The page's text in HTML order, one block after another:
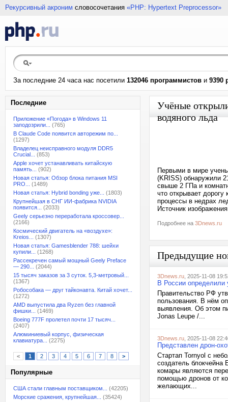
Рекурсивный акроним словосочетания «PHP: Hypertext Preprocessor»
За последние 24 часа нас посетили 132046 программистов и 9390
Последние
Приложение «Погода» в Windows 11
заподозрили...
(765)
В Claude Code появится авторежим по...
(1297)
Владелец неисправного модуля DDR5
Crucial...
(853)
Apple хочет устанавливать китайскую
память...
(902)
Новая статья: Обзор блока питания MSI
PRO...
(1489)
Новая статья: Hybrid bonding уже...
(1803)
Крупнейшая в СНГ ИИ-фабрика NVIDIA
появится...
(2033)
Geely серьезно переработала кроссовер...
(2166)
Космический двигатель на «воздухе»:
Kreios...
(1307)
Новая статья: Gamesblender 788: шейхи
купили...
(1268)
Рассекречен самый мощный Geely Preface
— 290...
(2044)
15 тысяч заказов за 3 суток. 5,3-метровый...
(1367)
Робособака — друг тайконавта. Китай хочет...
(1272)
AMD выпустила два Ryzen без главной
фишки...
(1469)
Boeing 777F пролетел почти 17 тысяч...
(2407)
Алюминиевый корпус, физическая
клавиатура...
(2275)
< 1 2 3 4 5 6 7 8 >
Популярные
США стали главным поставщиком...
(42205)
Морские сражения, крупнейшая...
(35424)
Учёные
водяного льда
Первыми в мире
(KRISS) обнаружили
свыше 2 ГПа и
что открывает
процессы в недрах
Источник
Подробнее на 3Dnews.ru
Предыдущие
3Dnews.ru , 2025-11-08
В России определили
Правительство РФ
пользования. В нём
выявления. Об этом
Jonas Leupe /...
3Dnews.ru , 2025-11-08
Представлен дрон-
Стартап Tornyol с
создатель блокчейна
комары являются
помощью дронов от
желающих...